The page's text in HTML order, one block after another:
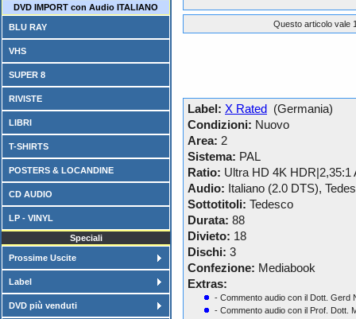
DVD IMPORT con Audio ITALIANO
BLU RAY
VHS
SUPER 8
RIVISTE
LIBRI
T-SHIRTS
POSTERS & LOCANDINE
CD AUDIO
LP - VINYL
Speciali
Prossime Uscite
Label
DVD più venduti
Questo articolo vale
Label: X Rated
(Germania)
Condizioni: Nuovo
Area: 2
Sistema: PAL
Ratio: Ultra HD 4K HDR|2,35:1
Audio: Italiano (2.0 DTS),
Sottotitoli: Tedesco
Durata: 88
Divieto: 18
Dischi: 3
Confezione: Mediabook
Extras:
- Commento audio con il Dott. Gerd
- Commento audio con il Prof. Dott.